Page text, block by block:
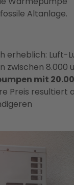
Altanlage.
erheblich: Luft-
zwischen 8.000
mit
Preis resultiert